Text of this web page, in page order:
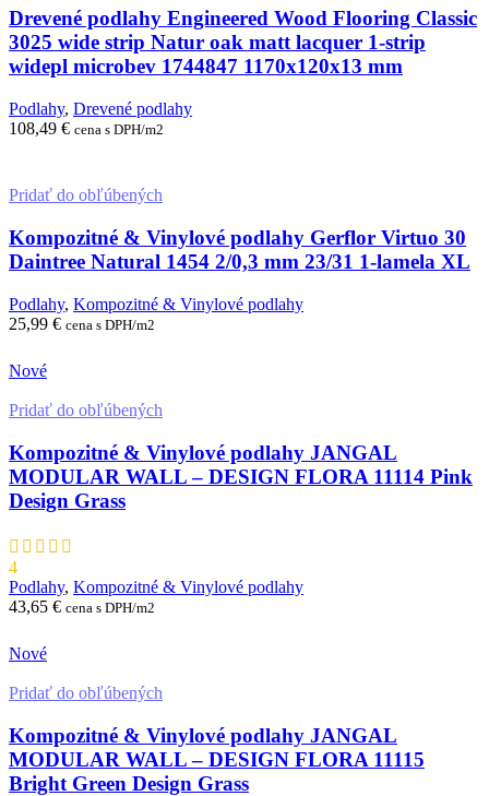
Drevené podlahy Engineered Wood Flooring Classic
3025 wide strip Natur oak matt lacquer 1-strip
widepl microbev 1744847 1170x120x13 mm
Podlahy, Drevené podlahy
108,49 € cena s DPH/m2
Pridať do obľúbených
Kompozitné & Vinylové podlahy Gerflor Virtuo 30
Daintree Natural 1454 2/0,3 mm 23/31 1-lamela XL
Podlahy, Kompozitné & Vinylové podlahy
25,99 € cena s DPH/m2
Nové
Pridať do obľúbených
Kompozitné & Vinylové podlahy JANGAL
MODULAR WALL – DESIGN FLORA 11114 Pink
Design Grass
4
Podlahy, Kompozitné & Vinylové podlahy
43,65 € cena s DPH/m2
Nové
Pridať do obľúbených
Kompozitné & Vinylové podlahy JANGAL
MODULAR WALL – DESIGN FLORA 11115
Bright Green Design Grass